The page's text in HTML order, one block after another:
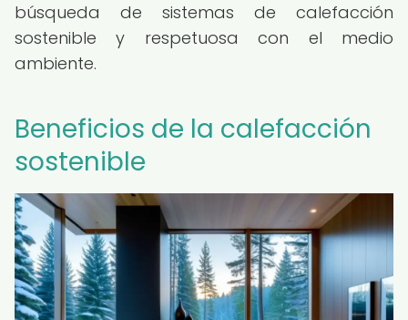
búsqueda de sistemas de calefacción
sostenible y respetuosa con el medio
ambiente.
Beneficios de la calefacción
sostenible